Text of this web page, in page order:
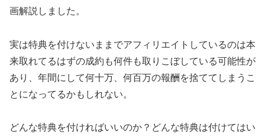
画解説しました。
実は特典を付けないままでアフィリエイトしているのは本
来取れてるはずの成約も何件も取りこぼしている可能性が
あり、年間にして何十万、何百万の報酬を捨ててしまうこ
とになってるかもしれない。
どんな特典を付ければいいのか？どんな特典は付けてはい